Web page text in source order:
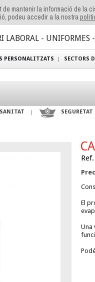
mantenir la informació de la
podeu accedir a la nostra
LABORAL - UNIFORMES
PERSONALITZATS SECTORS
SANITAT SEGURETAT
El
Una